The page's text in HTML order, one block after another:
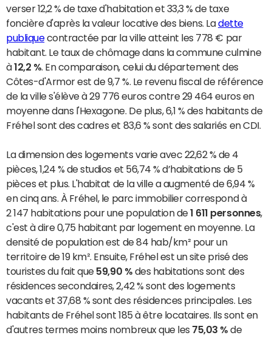
verser 12,2 % de taxe d'habitation et 33,3 % de taxe
foncière d'après la valeur locative des biens. Ladette
publiquecontractée par la ville atteint les 778 € par
habitant. Le taux de chômage dans la commune culmine
à12,2 %. En comparaison, celui du département des
Côtes-d'Armor est de 9,7 %. Le revenu fiscal de référence
de la ville s'élève à 29 776 euros contre 29 464 euros en
moyenne dans l'Hexagone. De plus, 6,1 % des habitants de
Fréhel sont des cadres et 83,6 % sont des salariés en CDI.
La dimension des logements varie avec 22,62 % de 4
pièces, 1,24 % de studios et 56,74 % d’habitations de 5
pièces et plus. L'habitat de la ville a augmenté de 6,94 %
en cinq ans. À Fréhel, le parc immobilier correspond à
2 147 habitations pour une population de1 611 personnes,
c'est à dire 0,75 habitant par logement en moyenne. La
densité de population est de 84 hab/km² pour un
territoire de 19 km². Ensuite, Fréhel est un site prisé des
touristes du fait que 59,90 % des habitations sont des
résidences secondaires, 2,42 % sont des logements
vacants et 37,68 % sont des résidences principales. Les
habitants de Fréhel sont 185 à être locataires. Ils sont en
d'autres termes moins nombreux que les 75,03 % de